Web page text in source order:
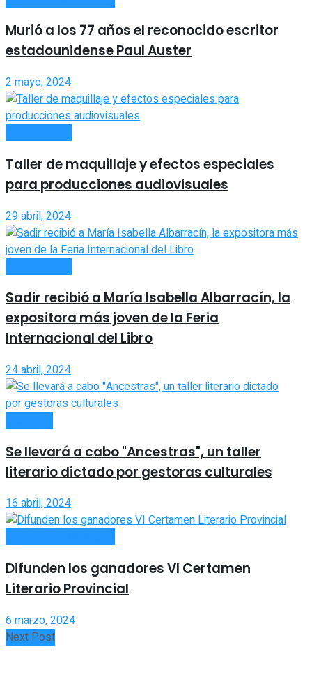
Murió a los 77 años el reconocido escritor
estadounidense Paul Auster
2 mayo, 2024
Taller de maquillaje y efectos especiales
para producciones audiovisuales
29 abril, 2024
Sadir recibió a María Isabella Albarracín, la
expositora más joven de la Feria
Internacional del Libro
24 abril, 2024
Se llevará a cabo "Ancestras", un taller
literario dictado por gestoras culturales
16 abril, 2024
Difunden los ganadores VI Certamen
Literario Provincial
6 marzo, 2024
Next Post